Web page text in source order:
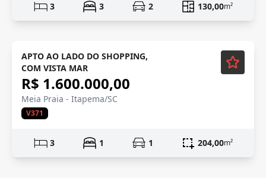
3 3 2 130,00m²
Meia Praia Mobiliado
APTO AO LADO DO SHOPPING,
COM VISTA MAR
R$ 1.600.000,00
Meia Praia - Itapema/SC
V371
3 1 1 204,00m²